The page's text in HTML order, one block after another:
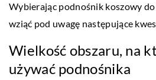
Wybierając podnośnik koszowy
wziąć pod uwagę następujące
Wielkość obszaru, na
używać podnośnika